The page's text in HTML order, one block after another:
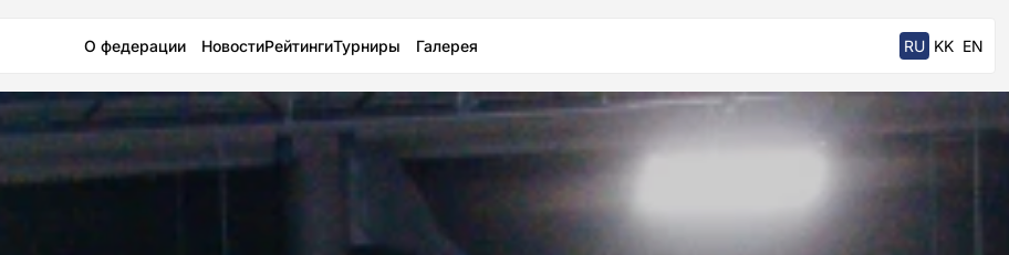
О федерации НовостиРейтингиТурниры Галерея RU KK EN